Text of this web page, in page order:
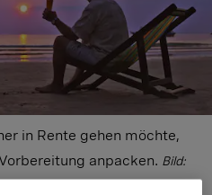
in Rente gehen möchte,
anpacken. Bild: